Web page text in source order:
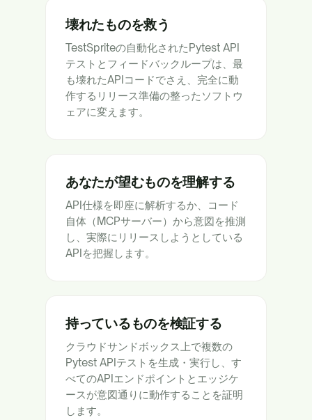
壊れたものを救う
TestSpriteの自動化されたPytest API
テストとフィードバックループは、最
も壊れたAPIコードでさえ、完全に動
作するリリース準備の整ったソフトウ
ェアに変えます。
あなたが望むものを理解する
API仕様を即座に解析するか、コード
自体（MCPサーバー）から意図を推測
し、実際にリリースしようとしている
APIを把握します。
持っているものを検証する
クラウドサンドボックス上で複数の
Pytest APIテストを生成・実行し、す
べてのAPIエンドポイントとエッジケ
ースが意図通りに動作することを証明
します。